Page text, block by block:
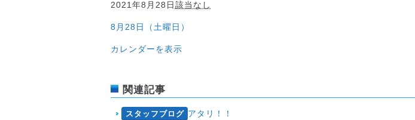
8
28
日
日）
2021年8月28日該当なし
8月28日（土曜日）
カレンダーを表示
関連記事
スタッフブログ アタリ！！